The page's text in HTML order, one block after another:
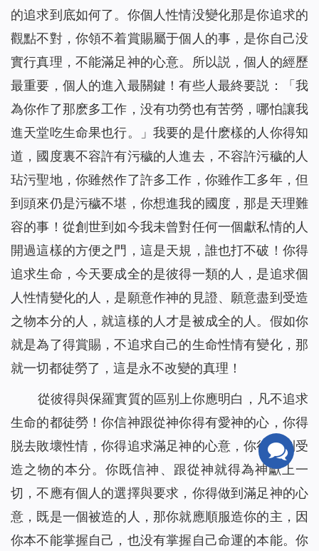
的追求到底如何了。你個人性情没變化那是你追求的
觀點不對，你領不着賞賜屬于個人的事，是你自己没
實行真理，不能滿足神的心意。所以説，個人的經歷
最重要，個人的進入最關鍵！有些人最終要説：「我
為你作了那麽多工作，没有功勞也有苦勞，哪怕讓我
進天堂吃生命果也行。」我要的是什麽樣的人你得知
道，國度裏不容許有污穢的人進去，不容許污穢的人
玷污聖地，你雖然作了許多工作，你雖作工多年，但
到頭來仍是污穢不堪，你想進我的國度，那是天理難
容的事！從創世到如今我未曾對任何一個獻私情的人
開過這樣的方便之門，這是天規，誰也打不破！你得
追求生命，今天要成全的是彼得一類的人，是追求個
人性情變化的人，是願意作神的見證、願意盡到受造
之物本分的人，就這樣的人才是被成全的人。假如你
就是為了得賞賜，不追求自己的生命性情有變化，那
就一切都徒勞了，這是永不改變的真理！
從彼得與保羅實質的區别上你應明白，凡不追求
生命的都徒勞！你信神跟從神你得有愛神的心，你得
脱去敗壞性情，你得追求滿足神的心意，你得盡到受
造之物的本分。你既信神、跟從神就得為神獻上一
切，不應有個人的選擇與要求，你得做到滿足神的心
意，既是一個被造的人，那你就應順服造你的主，因
你本不能掌握自己，也没有掌握自己命運的本能。你